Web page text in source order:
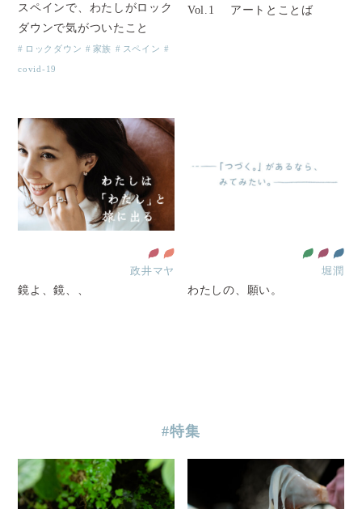
スペインで、わたしがロック
ダウンで気がついたこと
ロックダウン 家族 スペイン
covid-19
Vol.1 アートとことば
政井マヤ
鏡よ、鏡、、
堀潤
わたしの、願い。
#特集